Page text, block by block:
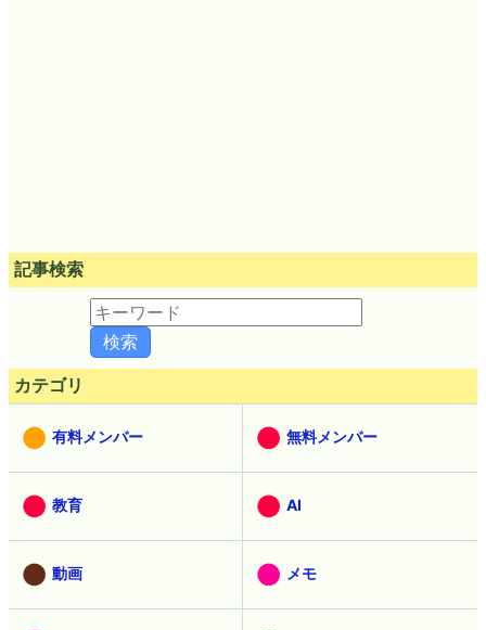
記事検索
カテゴリ
有料メンバー 無料メンバー
教育 AI
動画 メモ